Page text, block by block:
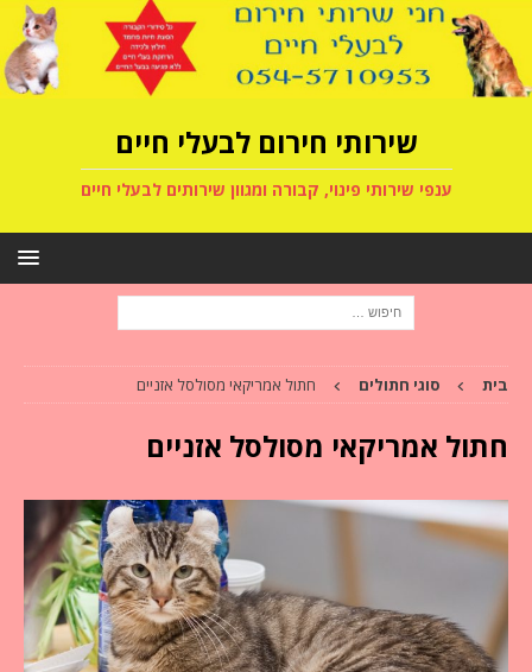
שירותי חירום לבעלי חיים
ענפי שירותי פינוי, קבורה ומגוון שירותים לבעלי חיים
בית סוגי חתולים חתול אמריקאי מסולסל אזניים
חתול אמריקאי מסולסל אזניים